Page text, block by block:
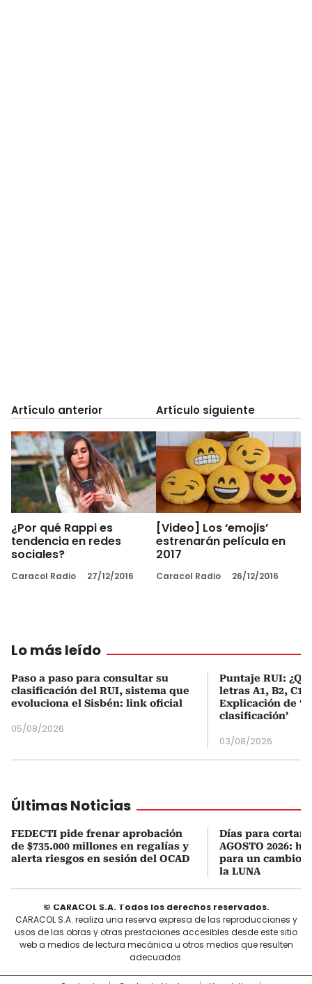
Artículo anterior
¿Por qué Rappi es
tendencia en redes
sociales?
Caracol Radio 27/12/2016
Artículo siguiente
[Video] Los ‘emojis’
estrenarán película en
2017
Caracol Radio 26/12/2016
Lo más leído
Paso a paso para consultar su
clasificación del RUI, sistema que
evoluciona el Sisbén: link oficial
05/08/2026
Puntaje RUI:
letras A1, B2, C1
Explicación de
clasificación’
03/08/2026
Últimas Noticias
FEDECTI pide frenar aprobación
de $735.000 millones en regalías y
alerta riesgos en sesión del OCAD
Días para
AGOSTO 2026:
para un cambio
la LUNA
© CARACOL S.A. Todos los derechos reservados.
CARACOL S.A. realiza una reserva expresa de las reproducciones y
usos de las obras y otras prestaciones accesibles desde este sitio
web a medios de lectura mecánica u otros medios que resulten
adecuados.